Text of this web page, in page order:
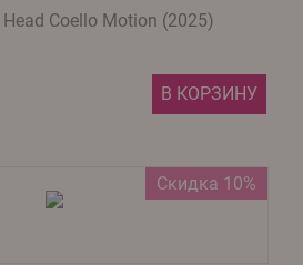
Coello Motion (2025)
В КОРЗИНУ
Скидка 10%